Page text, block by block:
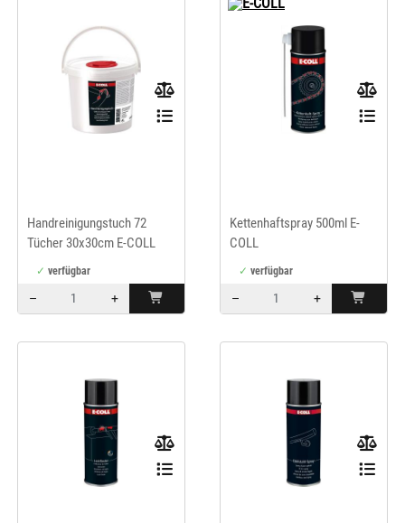
Handreinigungstuch 72
Tücher 30x30cm E-COLL
verfügbar
–
+
Kettenhaftspray 500ml E-
COLL
verfügbar
–
+